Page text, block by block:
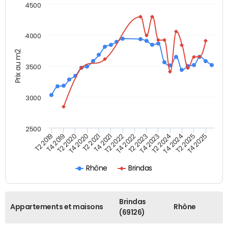
Prix au m2
Rhône Brindas
T2 2019T4 2019T2 2020T4 2020T2 2021T4 2021T2 2022T4 2022T2 2023T4 2023T2 2024T4 2024T2 2025T4 2025
2500
3000
3500
4000
4500
Appartements et maisons
Brindas
(69126)
Rhône